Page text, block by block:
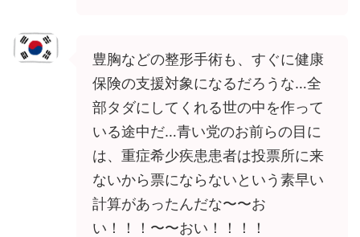
豊胸などの整形手術も、すぐに健康
保険の支援対象になるだろうな…全
部タダにしてくれる世の中を作って
いる途中だ…青い党のお前らの目に
は、重症希少疾患患者は投票所に来
ないから票にならないという素早い
計算があったんだな〜〜お
い！！！〜〜おい！！！！